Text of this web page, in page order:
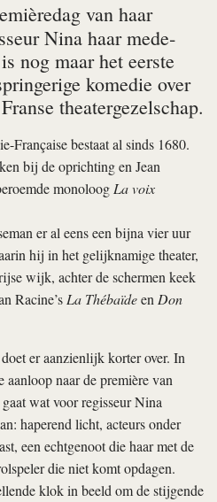
van haar
Nina haar mede­
nog maar het eerste
komedie over
theatergezelschap.
Française bestaat al sinds 1680.
bij de oprichting en Jean
monoloogLa voix
er al eens een bijna vier uur
hij in het gelijknamige theater,
wijk, achter de schermen keek
Racine’sLa ThébaïdeenDon
er aanzienlijk korter over. In
naar de première van
wat voor regisseur Nina
haperend licht, acteurs onder
een echtgenoot die haar met de
die niet komt opdagen.
klok in beeld om de stijgende